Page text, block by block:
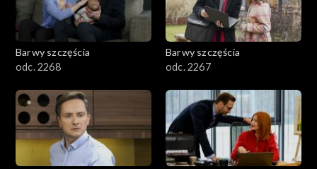
Barwy szczęścia
odc. 2268
Barwy szczęścia
odc. 2267